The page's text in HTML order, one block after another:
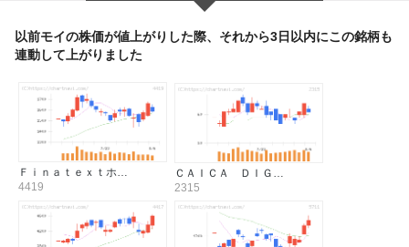
以前モイの株価が値上がりした際、それから3日以内にこの銘柄も
連動して上がりました
Ｆｉｎａｔｅｘｔホ…
4419
ＣＡＩＣＡ ＤＩＧ…
2315